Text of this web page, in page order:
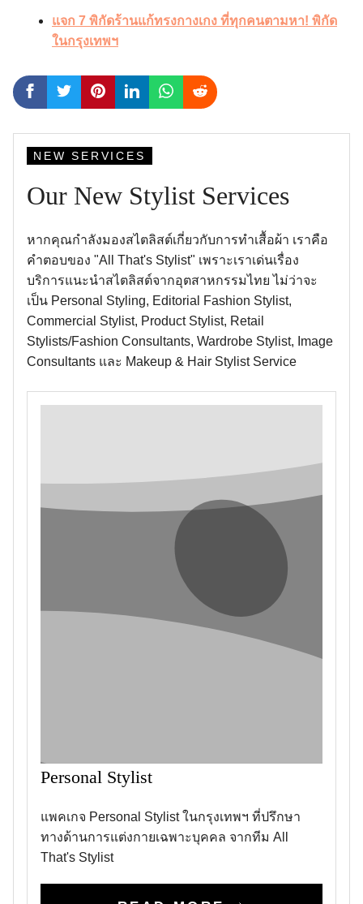
แจก 7 พิกัดร้านแก้ทรงกางเกง ที่ทุกคนตามหา! พิกัด
ในกรุงเทพฯ
NEW SERVICES
Our New Stylist Services
หากคุณกำลังมองสไตลิสต์เกี่ยวกับการทำเสื้อผ้า เราคือ
คำตอบของ "All That's Stylist" เพราะเราเด่นเรื่อง
บริการแนะนำสไตลิสต์จากอุตสาหกรรมไทย ไม่ว่าจะ
เป็น Personal Styling, Editorial Fashion Stylist,
Commercial Stylist, Product Stylist, Retail
Stylists/Fashion Consultants, Wardrobe Stylist, Image
Consultants และ Makeup & Hair Stylist Service
Personal Stylist
แพคเกจ Personal Stylist ในกรุงเทพฯ ที่ปรึกษา
ทางด้านการแต่งกายเฉพาะบุคคล จากทีม All
That's Stylist